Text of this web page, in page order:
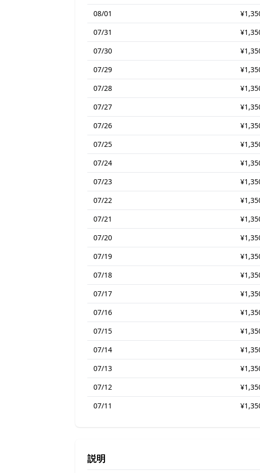
08/01
07/31
07/30
07/29
07/28
07/27
07/26
07/25
07/24
07/23
07/22
07/21
07/20
07/19
07/18
07/17
07/16
07/15
07/14
07/13
07/12
07/11
説明